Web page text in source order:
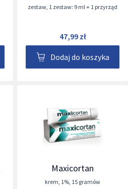
zestaw, 1 zestaw: 9 ml + 1 przyrząd
47,99 zł
Dodaj do koszyka
Maxicortan
krem, 1%, 15 gramów